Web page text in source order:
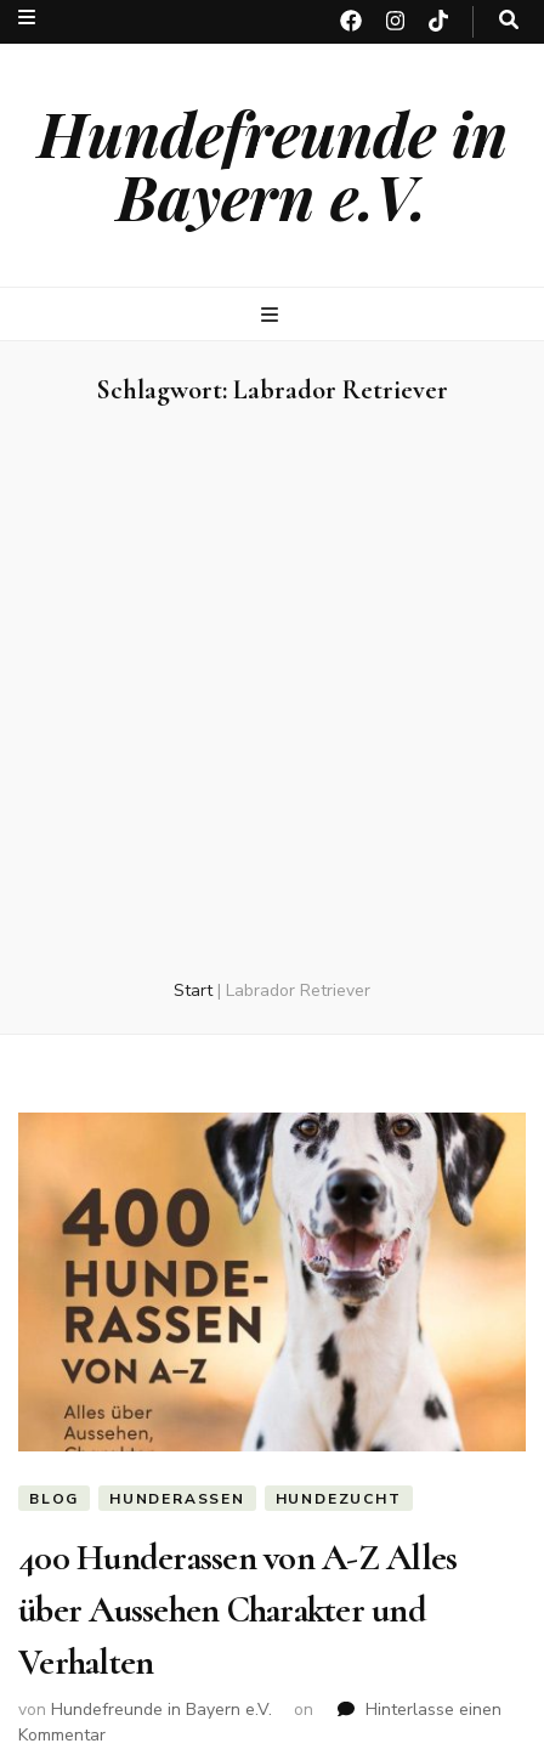
Hundefreunde in
Bayern e.V.
Schlagwort:Labrador Retriever
Start | Labrador Retriever
BLOG HUNDERASSEN HUNDEZUCHT
400 Hunderassen von A-Z Alles
über Aussehen Charakter und
Verhalten
von Hundefreunde in Bayern e.V. on
Hinterlasse einen
Kommentarzu